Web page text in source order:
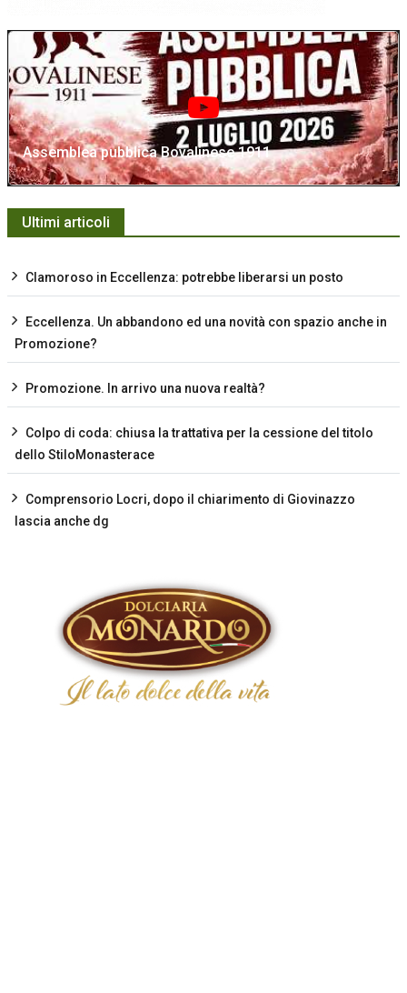
Assemblea pubblica Bovalinese 1911
Ultimi articoli
Clamoroso in Eccellenza: potrebbe liberarsi un posto
Eccellenza. Un abbandono ed una novità con spazio anche in
Promozione?
Promozione. In arrivo una nuova realtà?
Colpo di coda: chiusa la trattativa per la cessione del titolo
dello StiloMonasterace
Comprensorio Locri, dopo il chiarimento di Giovinazzo
lascia anche dg